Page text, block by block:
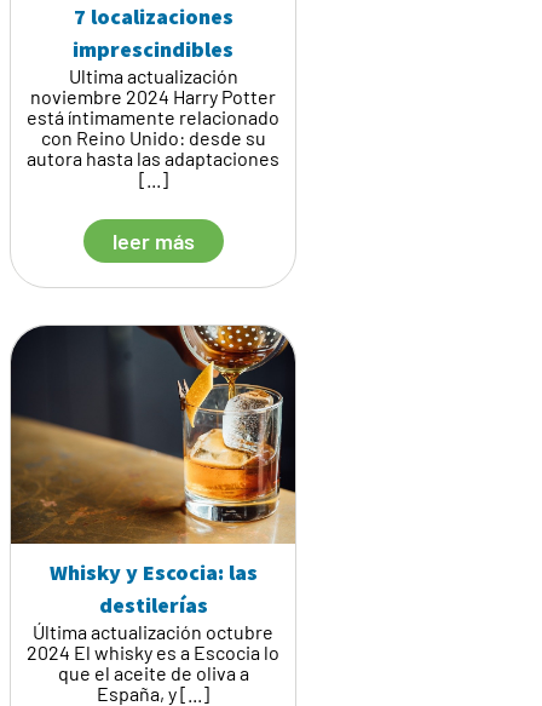
7 localizaciones
imprescindibles
Ultima actualización
noviembre 2024 Harry Potter
está íntimamente relacionado
con Reino Unido: desde su
autora hasta las adaptaciones
[...]
leer más
Whisky y Escocia: las
destilerías
Última actualización octubre
2024 El whisky es a Escocia lo
que el aceite de oliva a
España, y [...]